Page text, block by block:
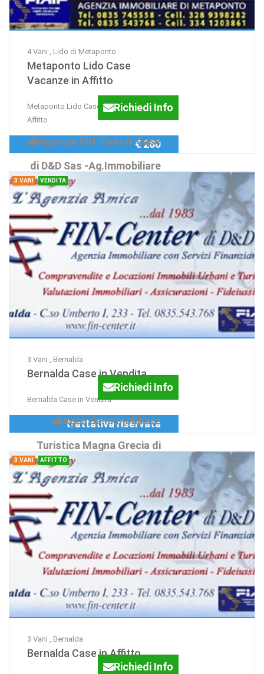
4 Vani , Lido di Metaponto
Metaponto Lido Case
Vacanze in Affitto
Metaponto Lido Case Vacanze in
Affitto
Richiedi Info
Agenzia:FIN-Center Case
di D&D Sas -Ag.Immobiliare
€ 280
3 VANI VENDITA
3 Vani , Bernalda
Bernalda Case in Vendita
Bernalda Case in Vendita
Richiedi Info
Agenzia:Immobiliare
Turistica Magna Grecia di
D&D Sas
trattativa riservata
3 VANI AFFITTO
3 Vani , Bernalda
Bernalda Case in Affitto
Richiedi Info